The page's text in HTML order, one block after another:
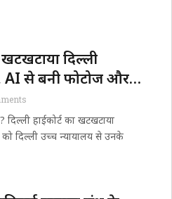
दिल्ली
AI से बनी फोटोज और
की गुजारिश
दिल्ली हाईकोर्ट का खटखटाया
को दिल्ली उच्च न्यायालय से उनके